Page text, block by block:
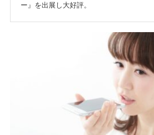
ー』を出展し大好評。